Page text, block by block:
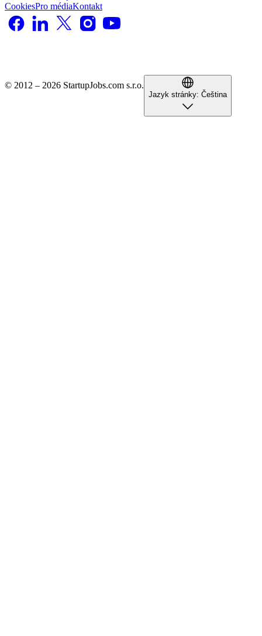
CookiesPro médiaKontakt
© 2012 – 2026 StartupJobs.com s.r.o.
Jazyk stránky: Čeština